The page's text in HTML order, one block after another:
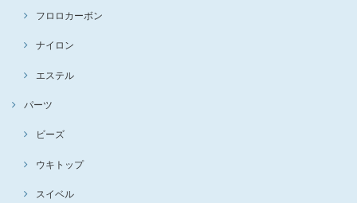
フロロカーボン
ナイロン
エステル
パーツ
ビーズ
ウキトップ
スイベル